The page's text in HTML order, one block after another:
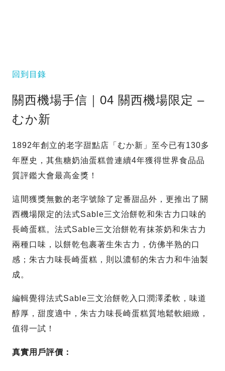
回到目錄
關西機場手信｜04 關西機場限定 –
むか新
1892年創立的老字甜點店「むか新」至今已有130多
年歷史，其焦糖奶油蛋糕曾連續4年獲得世界食品品
質評鑑大會最高金獎！
這間獲獎無數的老字號除了定番甜品外，更推出了關
西機場限定的法式Sable三文治餅乾和朱古力口味的
長崎蛋糕。法式Sable三文治餅乾有抹茶奶和朱古力
兩種口味，以餅乾包裹著生朱古力，仿佛半熟的口
感；朱古力味長崎蛋糕，則以濃郁的朱古力和牛油製
成。
編輯覺得法式Sable三文治餅乾入口潤澤柔軟，味道
醇厚，甜度適中，朱古力味長崎蛋糕質地鬆軟細緻，
值得一試！
真實用戶評價：